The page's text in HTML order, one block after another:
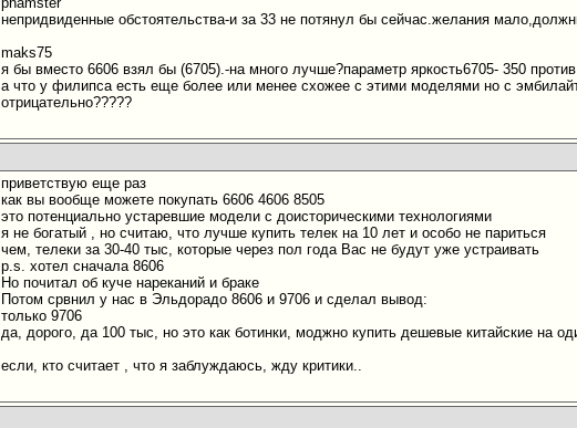
непридвиденные обстоятельства-и за 33 не потянул бы сейчас.желания
maks75
я бы вместо 6606 взял бы (6705).-на много лучше?параметр яркость6705- 350
а что у филипса есть еще более или менее схожее с этими моделями но с
отрицательно?????
приветствую еще раз
как вы вообще можете покупать 6606 4606 8505
это потенциально устаревшие модели с доисторическими технологиями
я не богатый , но считаю, что лучше купить телек на 10 лет и особо не париться
чем, телеки за 30-40 тыс, которые через пол года Вас не будут уже устраивать
p.s. хотел сначала 8606
Но почитал об куче нареканий и браке
Потом срвнил у нас в Эльдорадо 8606 и 9706 и сделал вывод:
только 9706
да, дорого, да 100 тыс, но это как ботинки, моджно купить дешевые китайские на
если, кто считает , что я заблуждаюсь, жду критики..